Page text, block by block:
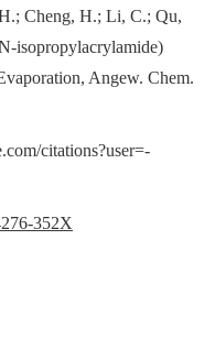
Cheng, H.; Li, C.; Qu,
Angew. Chem.
citations?user=-
352X